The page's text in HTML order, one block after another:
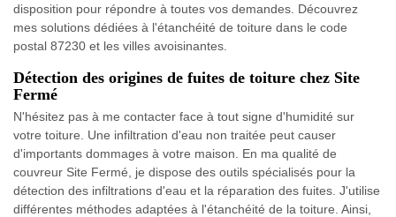
disposition pour répondre à toutes vos demandes. Découvrez
mes solutions dédiées à l'étanchéité de toiture dans le code
postal 87230 et les villes avoisinantes.
Détection des origines de fuites de toiture chez Site
Fermé
N'hésitez pas à me contacter face à tout signe d'humidité sur
votre toiture. Une infiltration d'eau non traitée peut causer
d'importants dommages à votre maison. En ma qualité de
couvreur Site Fermé, je dispose des outils spécialisés pour la
détection des infiltrations d'eau et la réparation des fuites. J'utilise
différentes méthodes adaptées à l'étanchéité de la toiture. Ainsi,